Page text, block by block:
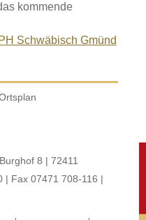
kommende
Schwäbisch Gmünd
8 | 72411
| Fax 07471 708-116 |